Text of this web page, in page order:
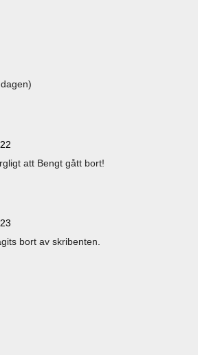
att Bengt gått bort!
bort av skribenten.